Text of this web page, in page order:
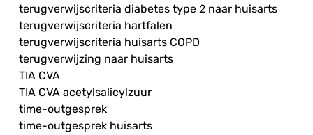
terugverwijscriteria diabetes type 2 naar huisarts
terugverwijscriteria hartfalen
terugverwijscriteria huisarts COPD
terugverwijzing naar huisarts
TIA CVA
TIA CVA acetylsalicylzuur
time-outgesprek
time-outgesprek huisarts